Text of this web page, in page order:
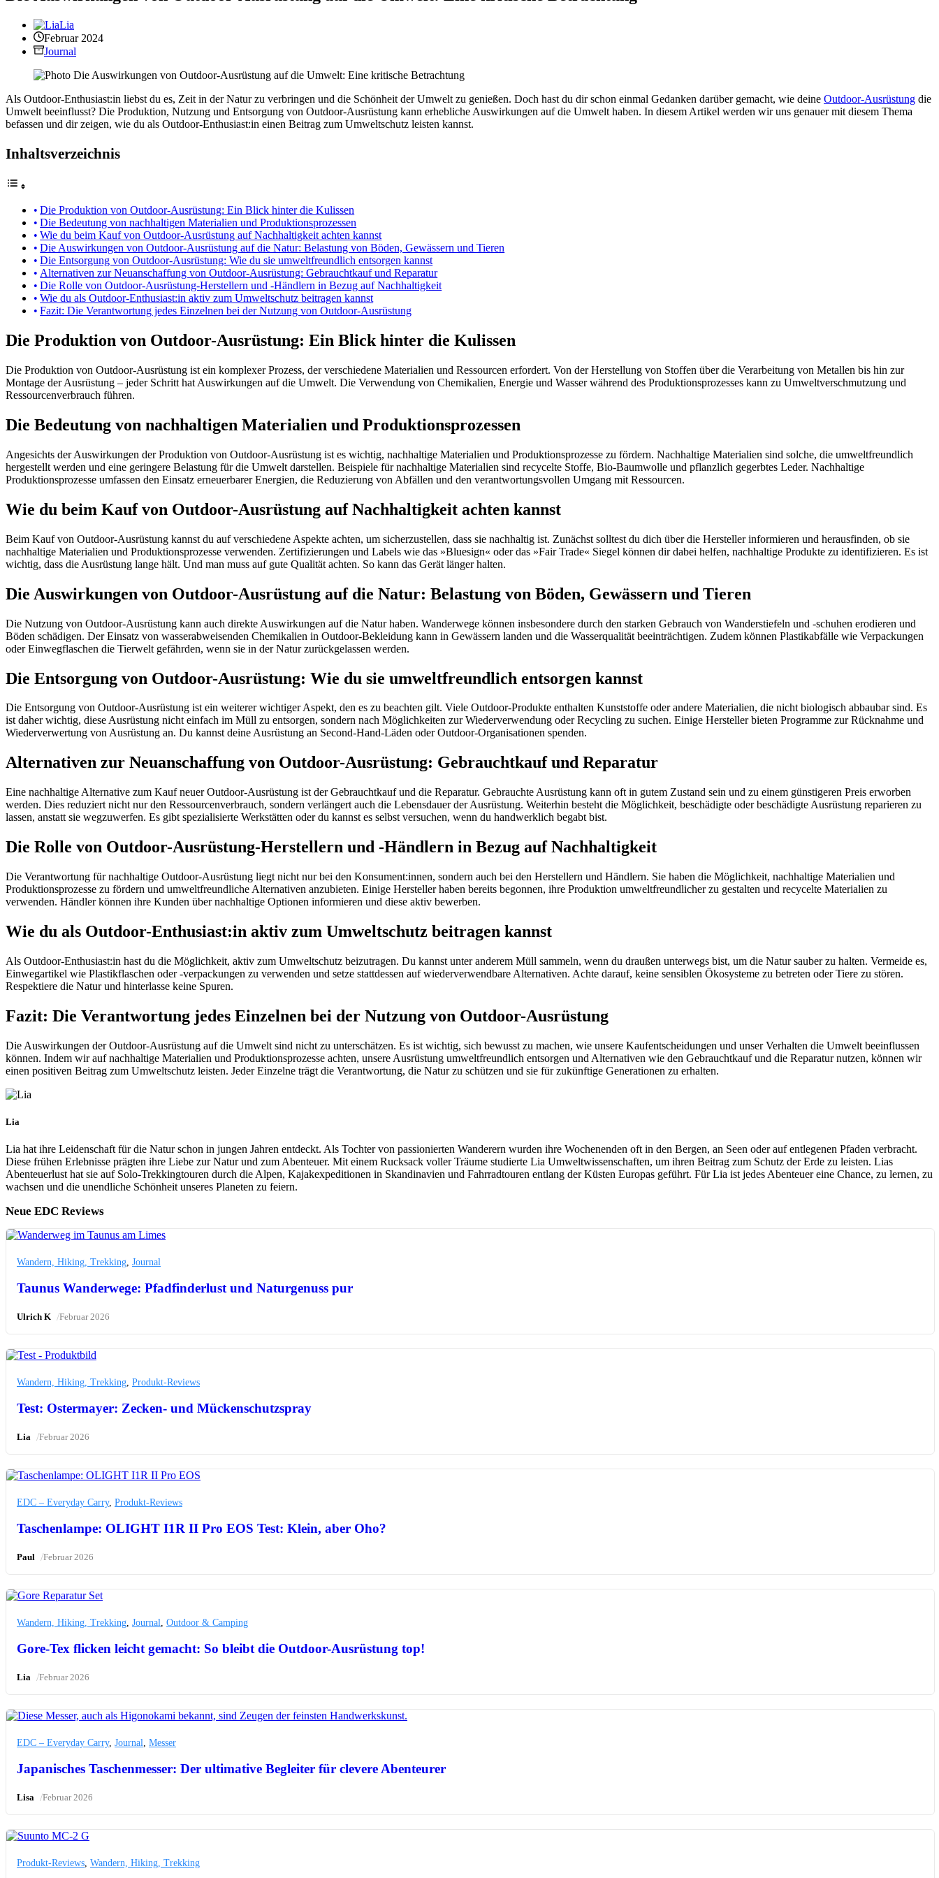
Lia
Februar 2024
Journal
Als Outdoor-Enthusiast:in liebst du es, Zeit in der Natur zu verbringen und die Schönheit der Umwelt zu genießen. Doch hast du dir schon einmal Gedanken darüber gemacht, wie deine Outdoor-Ausrüstung die
Umwelt beeinflusst? Die Produktion, Nutzung und Entsorgung von Outdoor-Ausrüstung kann erhebliche Auswirkungen auf die Umwelt haben. In diesem Artikel werden wir uns genauer mit diesem Thema
befassen und dir zeigen, wie du als Outdoor-Enthusiast:in einen Beitrag zum Umweltschutz leisten kannst.
Inhaltsverzeichnis
Die Produktion von Outdoor-Ausrüstung: Ein Blick hinter die Kulissen
Die Bedeutung von nachhaltigen Materialien und Produktionsprozessen
Wie du beim Kauf von Outdoor-Ausrüstung auf Nachhaltigkeit achten kannst
Die Auswirkungen von Outdoor-Ausrüstung auf die Natur: Belastung von Böden, Gewässern und Tieren
Die Entsorgung von Outdoor-Ausrüstung: Wie du sie umweltfreundlich entsorgen kannst
Alternativen zur Neuanschaffung von Outdoor-Ausrüstung: Gebrauchtkauf und Reparatur
Die Rolle von Outdoor-Ausrüstung-Herstellern und -Händlern in Bezug auf Nachhaltigkeit
Wie du als Outdoor-Enthusiast:in aktiv zum Umweltschutz beitragen kannst
Fazit: Die Verantwortung jedes Einzelnen bei der Nutzung von Outdoor-Ausrüstung
Die Produktion von Outdoor-Ausrüstung: Ein Blick hinter die Kulissen
Die Produktion von Outdoor-Ausrüstung ist ein komplexer Prozess, der verschiedene Materialien und Ressourcen erfordert. Von der Herstellung von Stoffen über die Verarbeitung von Metallen bis hin zur
Montage der Ausrüstung – jeder Schritt hat Auswirkungen auf die Umwelt. Die Verwendung von Chemikalien, Energie und Wasser während des Produktionsprozesses kann zu Umweltverschmutzung und
Ressourcenverbrauch führen.
Die Bedeutung von nachhaltigen Materialien und Produktionsprozessen
Angesichts der Auswirkungen der Produktion von Outdoor-Ausrüstung ist es wichtig, nachhaltige Materialien und Produktionsprozesse zu fördern. Nachhaltige Materialien sind solche, die umweltfreundlich
hergestellt werden und eine geringere Belastung für die Umwelt darstellen. Beispiele für nachhaltige Materialien sind recycelte Stoffe, Bio-Baumwolle und pflanzlich gegerbtes Leder. Nachhaltige
Produktionsprozesse umfassen den Einsatz erneuerbarer Energien, die Reduzierung von Abfällen und den verantwortungsvollen Umgang mit Ressourcen.
Wie du beim Kauf von Outdoor-Ausrüstung auf Nachhaltigkeit achten kannst
Beim Kauf von Outdoor-Ausrüstung kannst du auf verschiedene Aspekte achten, um sicherzustellen, dass sie nachhaltig ist. Zunächst solltest du dich über die Hersteller informieren und herausfinden, ob sie
nachhaltige Materialien und Produktionsprozesse verwenden. Zertifizierungen und Labels wie das »Bluesign« oder das »Fair Trade« Siegel können dir dabei helfen, nachhaltige Produkte zu identifizieren. Es ist
wichtig, dass die Ausrüstung lange hält. Und man muss auf gute Qualität achten. So kann das Gerät länger halten.
Die Auswirkungen von Outdoor-Ausrüstung auf die Natur: Belastung von Böden, Gewässern und Tieren
Die Nutzung von Outdoor-Ausrüstung kann auch direkte Auswirkungen auf die Natur haben. Wanderwege können insbesondere durch den starken Gebrauch von Wanderstiefeln und -schuhen erodieren und
Böden schädigen. Der Einsatz von wasserabweisenden Chemikalien in Outdoor-Bekleidung kann in Gewässern landen und die Wasserqualität beeinträchtigen. Zudem können Plastikabfälle wie Verpackungen
oder Einwegflaschen die Tierwelt gefährden, wenn sie in der Natur zurückgelassen werden.
Die Entsorgung von Outdoor-Ausrüstung: Wie du sie umweltfreundlich entsorgen kannst
Die Entsorgung von Outdoor-Ausrüstung ist ein weiterer wichtiger Aspekt, den es zu beachten gilt. Viele Outdoor-Produkte enthalten Kunststoffe oder andere Materialien, die nicht biologisch abbaubar sind. Es
ist daher wichtig, diese Ausrüstung nicht einfach im Müll zu entsorgen, sondern nach Möglichkeiten zur Wiederverwendung oder Recycling zu suchen. Einige Hersteller bieten Programme zur Rücknahme und
Wiederverwertung von Ausrüstung an. Du kannst deine Ausrüstung an Second-Hand-Läden oder Outdoor-Organisationen spenden.
Alternativen zur Neuanschaffung von Outdoor-Ausrüstung: Gebrauchtkauf und Reparatur
Eine nachhaltige Alternative zum Kauf neuer Outdoor-Ausrüstung ist der Gebrauchtkauf und die Reparatur. Gebrauchte Ausrüstung kann oft in gutem Zustand sein und zu einem günstigeren Preis erworben
werden. Dies reduziert nicht nur den Ressourcenverbrauch, sondern verlängert auch die Lebensdauer der Ausrüstung. Weiterhin besteht die Möglichkeit, beschädigte oder beschädigte Ausrüstung reparieren zu
lassen, anstatt sie wegzuwerfen. Es gibt spezialisierte Werkstätten oder du kannst es selbst versuchen, wenn du handwerklich begabt bist.
Die Rolle von Outdoor-Ausrüstung-Herstellern und -Händlern in Bezug auf Nachhaltigkeit
Die Verantwortung für nachhaltige Outdoor-Ausrüstung liegt nicht nur bei den Konsument:innen, sondern auch bei den Herstellern und Händlern. Sie haben die Möglichkeit, nachhaltige Materialien und
Produktionsprozesse zu fördern und umweltfreundliche Alternativen anzubieten. Einige Hersteller haben bereits begonnen, ihre Produktion umweltfreundlicher zu gestalten und recycelte Materialien zu
verwenden. Händler können ihre Kunden über nachhaltige Optionen informieren und diese aktiv bewerben.
Wie du als Outdoor-Enthusiast:in aktiv zum Umweltschutz beitragen kannst
Als Outdoor-Enthusiast:in hast du die Möglichkeit, aktiv zum Umweltschutz beizutragen. Du kannst unter anderem Müll sammeln, wenn du draußen unterwegs bist, um die Natur sauber zu halten. Vermeide es,
Einwegartikel wie Plastikflaschen oder -verpackungen zu verwenden und setze stattdessen auf wiederverwendbare Alternativen. Achte darauf, keine sensiblen Ökosysteme zu betreten oder Tiere zu stören.
Respektiere die Natur und hinterlasse keine Spuren.
Fazit: Die Verantwortung jedes Einzelnen bei der Nutzung von Outdoor-Ausrüstung
Die Auswirkungen der Outdoor-Ausrüstung auf die Umwelt sind nicht zu unterschätzen. Es ist wichtig, sich bewusst zu machen, wie unsere Kaufentscheidungen und unser Verhalten die Umwelt beeinflussen
können. Indem wir auf nachhaltige Materialien und Produktionsprozesse achten, unsere Ausrüstung umweltfreundlich entsorgen und Alternativen wie den Gebrauchtkauf und die Reparatur nutzen, können wir
einen positiven Beitrag zum Umweltschutz leisten. Jeder Einzelne trägt die Verantwortung, die Natur zu schützen und sie für zukünftige Generationen zu erhalten.
Lia
Lia hat ihre Leidenschaft für die Natur schon in jungen Jahren entdeckt. Als Tochter von passionierten Wanderern wurden ihre Wochenenden oft in den Bergen, an Seen oder auf entlegenen Pfaden verbracht.
Diese frühen Erlebnisse prägten ihre Liebe zur Natur und zum Abenteuer. Mit einem Rucksack voller Träume studierte Lia Umweltwissenschaften, um ihren Beitrag zum Schutz der Erde zu leisten. Lias
Abenteuerlust hat sie auf Solo-Trekkingtouren durch die Alpen, Kajakexpeditionen in Skandinavien und Fahrradtouren entlang der Küsten Europas geführt. Für Lia ist jedes Abenteuer eine Chance, zu lernen, zu
wachsen und die unendliche Schönheit unseres Planeten zu feiern.
Neue EDC Reviews
Wandern, Hiking, Trekking, Journal
Taunus Wanderwege: Pfadfinderlust und Naturgenuss pur
Ulrich K /Februar 2026
Wandern, Hiking, Trekking, Produkt-Reviews
Test: Ostermayer: Zecken- und Mückenschutzspray
Lia /Februar 2026
EDC – Everyday Carry, Produkt-Reviews
Taschenlampe: OLIGHT I1R II Pro EOS Test: Klein, aber Oho?
Paul /Februar 2026
Wandern, Hiking, Trekking, Journal, Outdoor & Camping
Gore-Tex flicken leicht gemacht: So bleibt die Outdoor-Ausrüstung top!
Lia /Februar 2026
EDC – Everyday Carry, Journal, Messer
Japanisches Taschenmesser: Der ultimative Begleiter für clevere Abenteurer
Lisa /Februar 2026
Produkt-Reviews, Wandern, Hiking, Trekking